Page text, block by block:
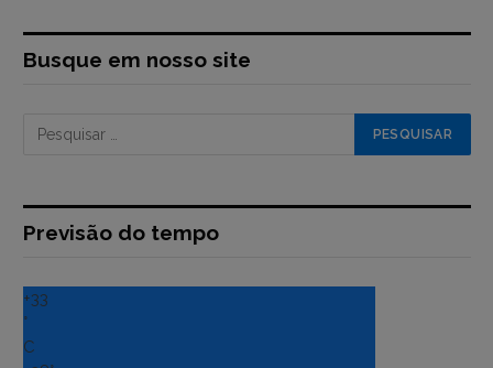
Busque em nosso site
Previsão do tempo
+33
°
C